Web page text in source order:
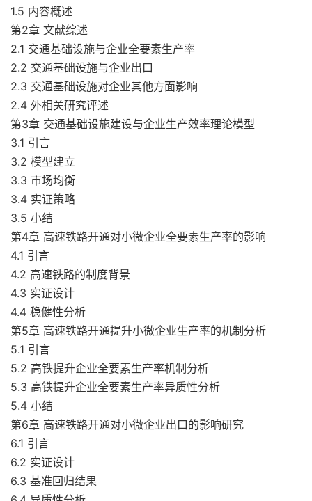
1.5 内容概述
第2章 文献综述
2.1 交通基础设施与企业全要素生产率
2.2 交通基础设施与企业出口
2.3 交通基础设施对企业其他方面影响
2.4 外相关研究评述
第3章 交通基础设施建设与企业生产效率理论模型
3.1 引言
3.2 模型建立
3.3 市场均衡
3.4 实证策略
3.5 小结
第4章 高速铁路开通对小微企业全要素生产率的影响
4.1 引言
4.2 高速铁路的制度背景
4.3 实证设计
4.4 稳健性分析
第5章 高速铁路开通提升小微企业生产率的机制分析
5.1 引言
5.2 高铁提升企业全要素生产率机制分析
5.3 高铁提升企业全要素生产率异质性分析
5.4 小结
第6章 高速铁路开通对小微企业出口的影响研究
6.1 引言
6.2 实证设计
6.3 基准回归结果